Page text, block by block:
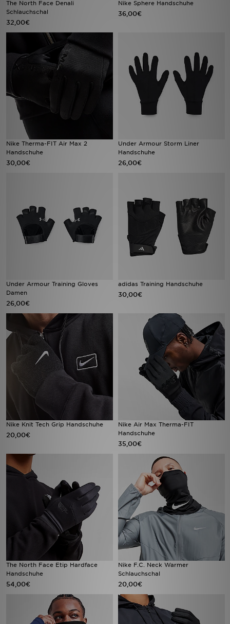
The North Face Denali
Schlauchschal
32,00€
Nike Sphere Handschuhe
36,00€
Nike Therma-FIT Air Max 2
Handschuhe
30,00€
Under Armour Storm Liner
Handschuhe
26,00€
Under Armour Training Gloves
Damen
26,00€
adidas Training Handschuhe
30,00€
Nike Knit Tech Grip Handschuhe
20,00€
Nike Air Max Therma-FIT
Handschuhe
35,00€
The North Face Etip Hardface
Handschuhe
54,00€
Nike F.C. Neck Warmer
Schlauchschal
20,00€
Filialfinder
Hilfe & Kontakt
Geschenkgutschein
Studenten
Blog